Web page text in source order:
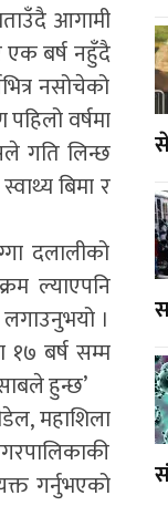
आगामी
एक बर्ष नहुँदै
नसोचेको
वर्षमा
गति लिन्छ
बिमा र
दलालीको
ल्याएपनि
।
१७ बर्ष सम्म
हुन्छ’
महाशिला
गर्नुभएको